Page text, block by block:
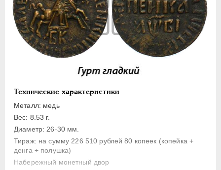
Технические характеристики
Металл: медь
Вес: 8.53 г.
Диаметр: 26-30 мм.
Тираж: на сумму 226 510 рублей 80 копеек (копейка +
денга + полушка)
Набережный монетный двор
Пробные
Для Речи Посполитой
Монетовидные жетоны
ЕКАТЕРИНА I 1725-1727
1727-1729
АННА ИОАННОВНА
ИОАНН АНТОНОВИЧ
ЕЛИЗАВЕТА
ПЕТР III 1762-1762
ЕКАТЕРИНА II 1762-1796
ПАВЕЛ I
1796-1801